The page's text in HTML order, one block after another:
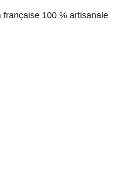
française 100 % artisanale